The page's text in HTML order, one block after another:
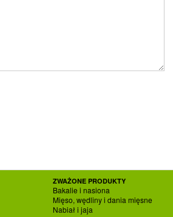
ZWAŻONE PRODUKTY
Bakalie i nasiona
Mięso, wędliny i dania mięsne
Nabiał i jaja